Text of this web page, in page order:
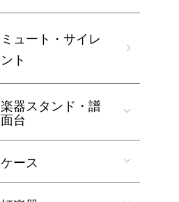
ミュート・サイレ
ント
楽器スタンド・譜
面台
ケース